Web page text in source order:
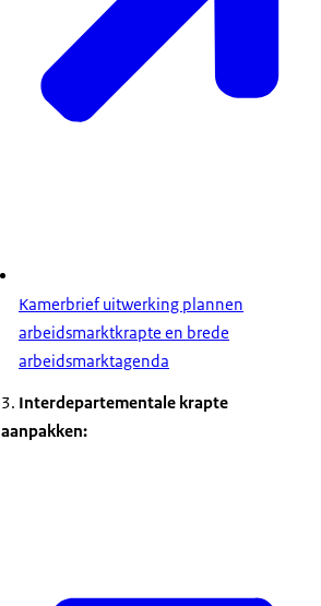
Kamerbrief uitwerking plannen
arbeidsmarktkrapte en brede
arbeidsmarktagenda
3. Interdepartementale krapte
aanpakken: